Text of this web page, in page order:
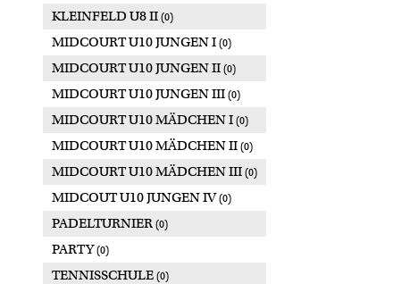
KLEINFELD U8 II (0)
MIDCOURT U10 JUNGEN I (0)
MIDCOURT U10 JUNGEN II (0)
MIDCOURT U10 JUNGEN III (0)
MIDCOURT U10 MÄDCHEN I (0)
MIDCOURT U10 MÄDCHEN II (0)
MIDCOURT U10 MÄDCHEN III (0)
MIDCOUT U10 JUNGEN IV(0)
PADELTURNIER (0)
PARTY(0)
TENNISSCHULE (0)